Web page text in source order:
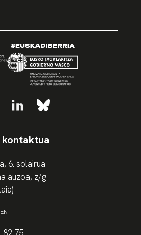
kontaktua
6. solairua
auzoa, z/g
82 75